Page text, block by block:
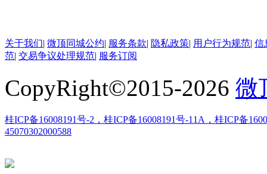
关于我们| 微顶同城公约| 服务条款| 隐私政策| 用户行为规范| 信
范| 交易争议处理规范| 服务订阅
CopyRight©2015-2026 微
桂ICP备16008191号-2，桂ICP备16008191号-11A，桂ICP备
45070302000588